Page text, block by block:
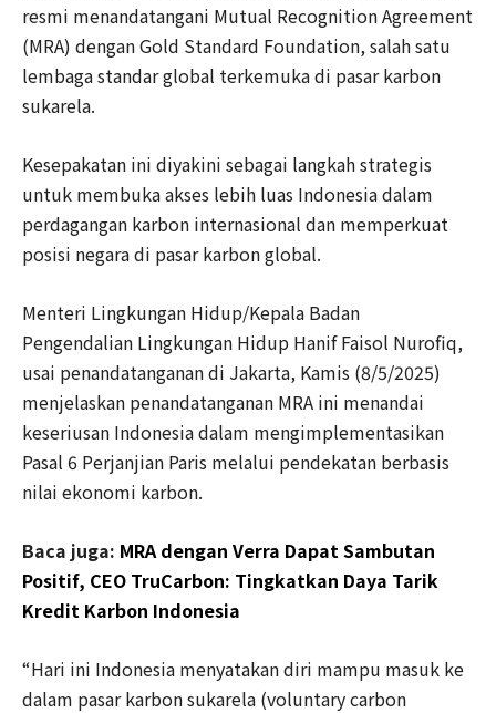
resmi menandatangani Mutual Recognition Agreement
(MRA) dengan Gold Standard Foundation, salah satu
lembaga standar global terkemuka di pasar karbon
sukarela.
Kesepakatan ini diyakini sebagai langkah strategis
untuk membuka akses lebih luas Indonesia dalam
perdagangan karbon internasional dan memperkuat
posisi negara di pasar karbon global.
Menteri Lingkungan Hidup/Kepala Badan
Pengendalian Lingkungan Hidup Hanif Faisol Nurofiq,
usai penandatanganan di Jakarta, Kamis (8/5/2025)
menjelaskan penandatanganan MRA ini menandai
keseriusan Indonesia dalam mengimplementasikan
Pasal 6 Perjanjian Paris melalui pendekatan berbasis
nilai ekonomi karbon.
Baca juga: MRA dengan Verra Dapat Sambutan
Positif, CEO TruCarbon: Tingkatkan Daya Tarik
Kredit Karbon Indonesia
“Hari ini Indonesia menyatakan diri mampu masuk ke
dalam pasar karbon sukarela (voluntary carbon